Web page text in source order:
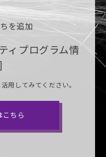
を追加
ィプログラム情
用してみてください。
こちら